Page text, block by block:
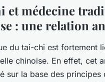
et médecine
: une relation
du tai-chi est fortement
chinoise. En effet, cet
sur la base des principes